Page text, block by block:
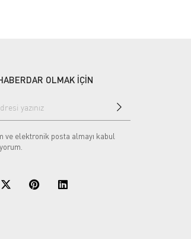
OLMAK İÇİN
ve elektronik posta almayı kabul